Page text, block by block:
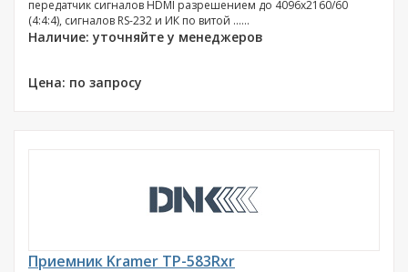
передатчик сигналов HDMI разрешением до 4096x2160/60
(4:4:4), сигналов RS-232 и ИК по витой ......
Наличие: уточняйте у менеджеров
Цена: по запросу
Приемник Kramer TP-583Rxr